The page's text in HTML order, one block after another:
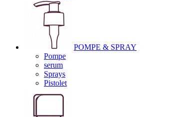
POMPE & SPRAY
Pompe
serum
Sprays
Pistolet